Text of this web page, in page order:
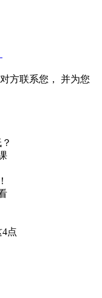
方联系您， 并为您
点